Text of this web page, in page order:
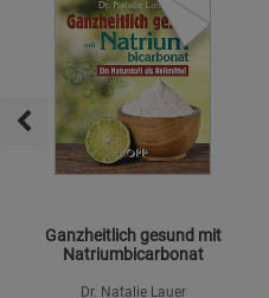
Ganzheitlich gesund mit
Natriumbicarbonat
Dr. Natalie Lauer